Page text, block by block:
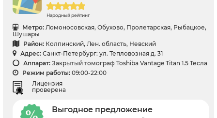
Народный рейтинг
Метро: Ломоносовская, Обухово, Пролетарская, Рыбацкое,
Шушары
Район: Колпинский, Лен. область, Невский
Адрес: Санкт-Петербург: ул. Тепловозная д. 31
Аппарат: Закрытый томограф Toshiba Vantage Titan 1.5 Тесла
Режим работы: 09:00-22:00
Лицензия
проверена
Выгодное предложение